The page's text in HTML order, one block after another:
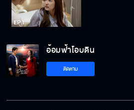
อ้อมฟ้าโอบดิน
ติดตาม